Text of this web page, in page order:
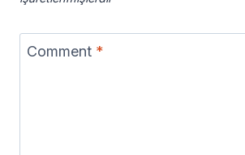
Comment *